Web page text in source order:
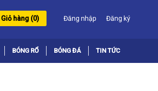
Giỏ hàng (0) Đăng nhập Đăng ký
BÓNG RỔ BÓNG ĐÁ TIN TỨC